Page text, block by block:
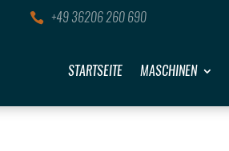
 +49 36206 260 690
STARTSEITE MASCHINEN